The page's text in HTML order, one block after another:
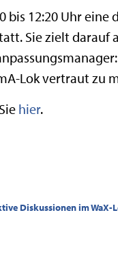
bis 12:20 Uhr
Sie zielt darauf
Lok vertraut zu
hier.